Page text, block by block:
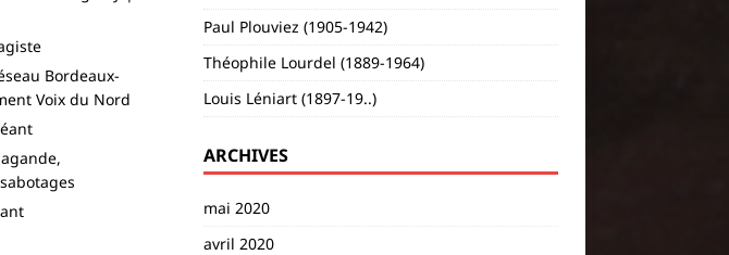
Bordeaux-
Voix du Nord
Paul Plouviez (1905-1942)
Théophile Lourdel (1889-1964)
Louis Léniart (1897-19..)
ARCHIVES
mai 2020
avril 2020